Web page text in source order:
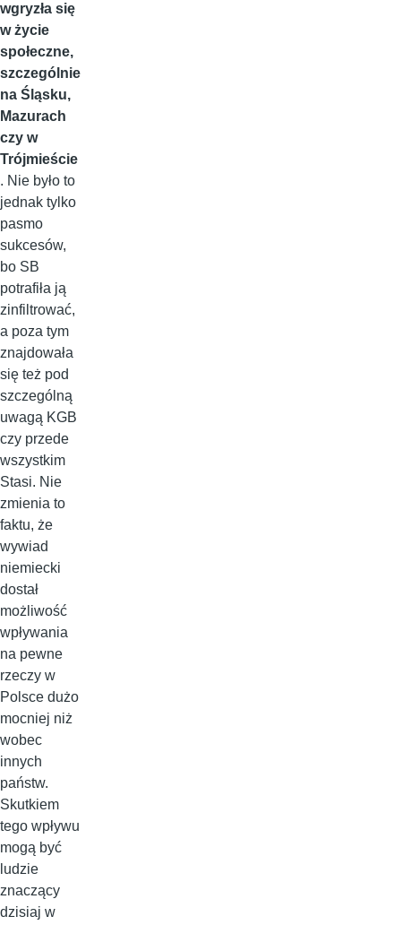
wgryzła się
w życie
społeczne,
szczególnie
na Śląsku,
Mazurach
czy w
Trójmieście
. Nie było to
jednak tylko
pasmo
sukcesów,
bo SB
potrafiła ją
zinfiltrować,
a poza tym
znajdowała
się też pod
szczególną
uwagą KGB
czy przede
wszystkim
Stasi. Nie
zmienia to
faktu, że
wywiad
niemiecki
dostał
możliwość
wpływania
na pewne
rzeczy w
Polsce dużo
mocniej niż
wobec
innych
państw.
Skutkiem
tego wpływu
mogą być
ludzie
znaczący
dzisiaj w